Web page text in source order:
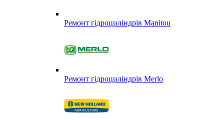
Ремонт гідроциліндрів Manitou
Ремонт гідроциліндрів Merlo